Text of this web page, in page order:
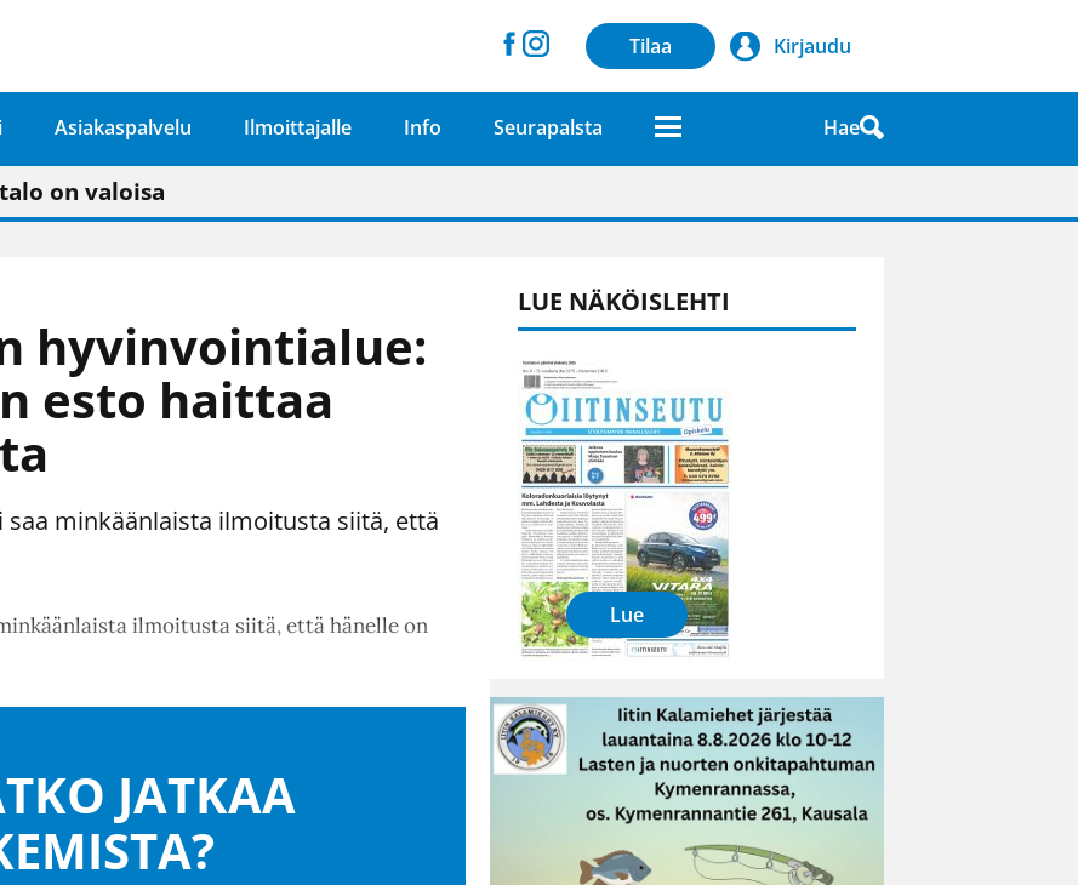
Tilaa Kirjaudu
Asiakaspalvelu Ilmoittajalle Info Seurapalsta Hae
pitäisi näkyä hieman parempana painojäljen laatuna lehdessä
on valoisa
uudelleen keskustavisiotyön”
omavaraisemmin kuin kaupungissa"
hyvinvointialue:
esto haittaa
minkäänlaista ilmoitusta siitä, että
ilmoitusta siitä, että hänelle on
JATKAA
LUE NÄKÖISLEHTI
Lue